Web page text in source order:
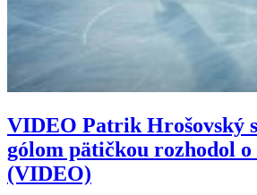
VIDEO Patrik Hrošovský
gólom pätičkou rozhodol
(VIDEO)